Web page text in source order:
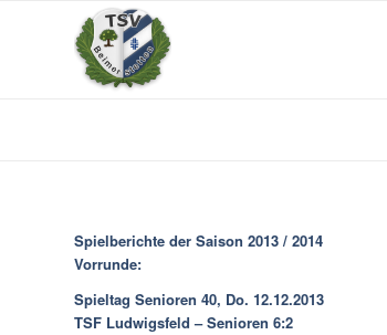
Spielberichte der Saison 2013 / 2014
Vorrunde:
Spieltag Senioren 40, Do. 12.12.2013
TSF Ludwigsfeld – Senioren 6:2